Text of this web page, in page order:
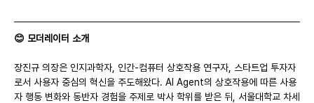
😊 모더레이터 소개
장진규 의장은 인지과학자, 인간-컴퓨터 상호작용 연구자, 스타트업 투자자
로서 사용자 중심의 혁신을 주도해왔다. AI Agent의 상호작용에 따른 사용
자 행동 변화와 동반자 경험을 주제로 박사 학위를 받은 뒤, 서울대학교 차세